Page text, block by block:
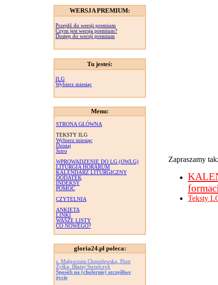
WERSJA PREMIUM:
Przejdź do wersji premium
Czym jest wersja premium?
Dostęp do wersji premium
Tu jesteś:
ILG
Wybierz miesiąc
Menu:
STRONA GŁÓWNA
TEKSTY ILG
Wybierz miesiąc
Dzisiaj
Jutro
WPROWADZENIE DO LG (OWLG)
LITURGIA HORARUM
KALENDARZ LITURGICZNY
DODATEK
INDEKSY
POMOC
CZYTELNIA
ANKIETA
LINKI
WASZE LISTY
CO NOWEGO?
gloria24.pl poleca:
s. Małgorzata Chmielewska, Piotr
Żyłka, Błażej Strzelczyk
Sposób na (cholernie) szczęśliwe
życie
Zapraszamy
Teksty